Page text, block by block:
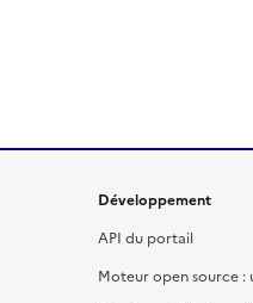
Développement
API du portail
Moteur open source :